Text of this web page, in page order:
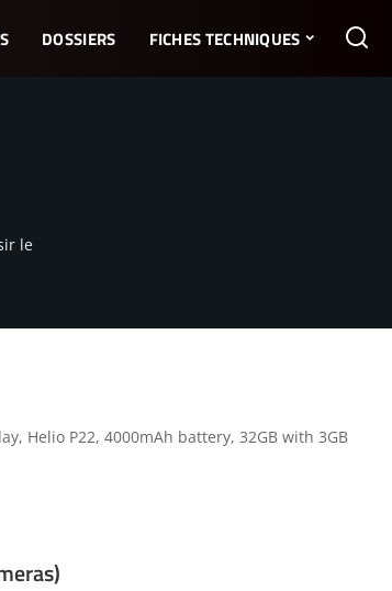
DOSSIERS FICHES TECHNIQUES
le
Helio P22, 4000mAh battery, 32GB with 3GB